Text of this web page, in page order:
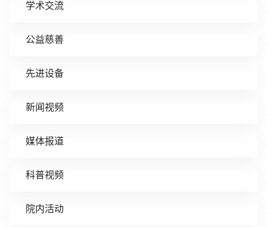
学术交流
公益慈善
先进设备
新闻视频
媒体报道
科普视频
院内活动